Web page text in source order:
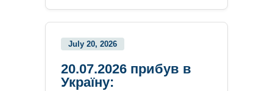
July 20, 2026
20.07.2026 прибув в
Україну: